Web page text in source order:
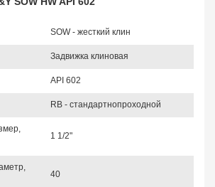
SOW - жесткий клин
Задвижка клиновая
API 602
RB - стандартнопроходной
1 1/2"
40